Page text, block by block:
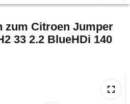
zum Citroen Jumper
33 2.2 BlueHDi 140